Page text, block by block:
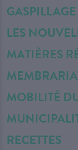
LES
MATIÈRES
MOBILITÉ
RECETTES